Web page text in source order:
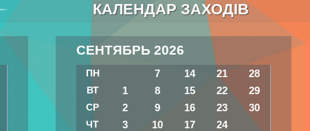
КАЛЕНДАР ЗАХОДІВ
СЕНТЯБРЬ 2026
ПН 7 14 21 28
ВТ 1 8 15 22 29
СР 2 9 16 23 30
ЧТ 3 10 17 24